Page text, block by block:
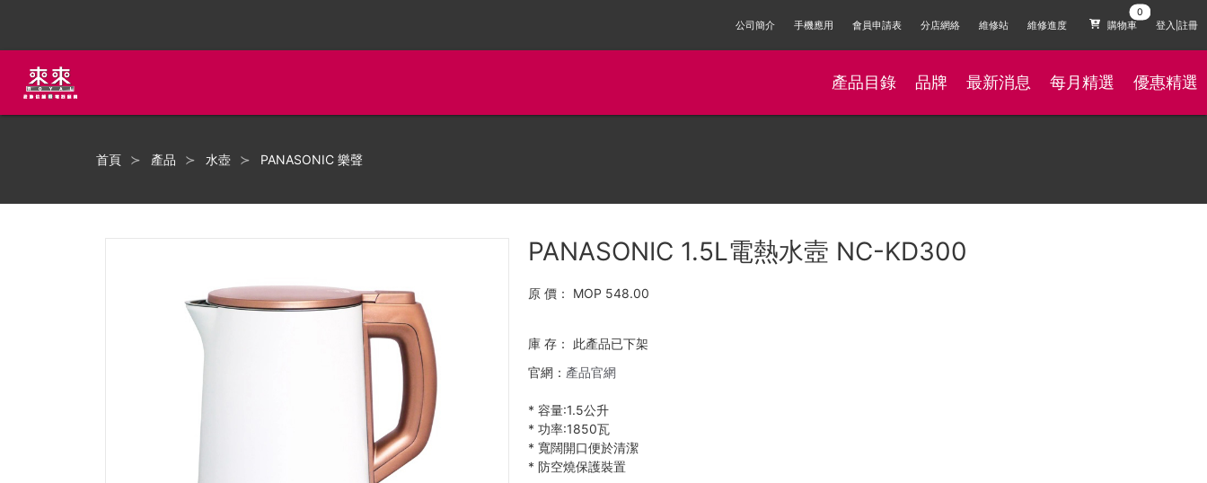
公司簡介 手機應用 會員申請表 分店網絡 維修站 維修進度 購物車 登入|註冊
產品目錄 品牌 最新消息 每月精選 優惠精選
首頁 產品 水壺 PANASONIC 樂聲
PANASONIC 1.5L電熱水壼 NC-KD300
原 價： MOP 548.00
庫 存：
此產品已下架
官網： 產品官網
* 容量:1.5公升
* 功率:1850瓦
* 寬闊開口便於清潔
* 防空燒保護裝置